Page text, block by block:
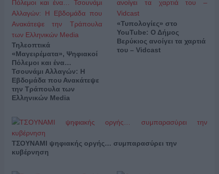
Τηλεοπτικά
«Μαγειρέματα», Ψηφιακοί
Πόλεμοι και ένα…
Τσουνάμι Αλλαγών: Η
Εβδομάδα που Ανακάτεψε
την Τράπουλα των
Ελληνικών Media
«Τυπολογίες» στο
YouTube: Ο Δήμος
Βερύκιος ανοίγει τα χαρτιά
του – Vidcast
ΤΣΟΥΝΑΜΙ ψηφιακής οργής… συμπαρασύρει την
κυβέρνηση